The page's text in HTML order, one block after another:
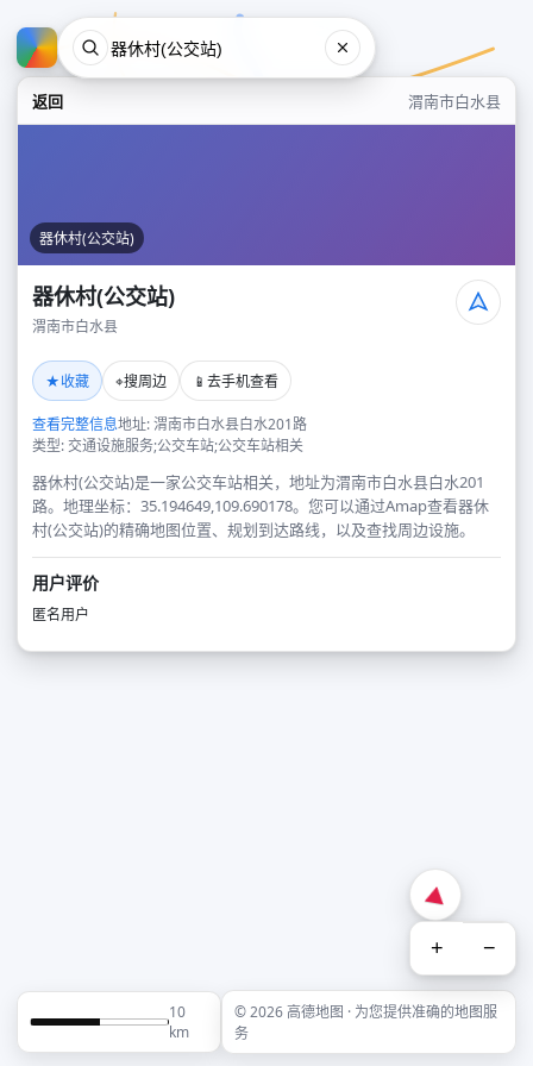
返回 渭南市白水县
器休村(公交站)
器休村(公交站)
渭南市白水县
★收藏 ⌖搜周边 📱 去手机查看
查看完整信息地址: 渭南市白水县白水201路
类型: 交通设施服务;公交车站;公交车站相关
器休村(公交站)是一家公交车站相关，地址为渭南市白水县白水201
路。地理坐标：35.194649,109.690178。您可以通过Amap查看器休
村(公交站)的精确地图位置、规划到达路线，以及查找周边设施。
用户评价
匿名用户
+ −
10
km
© 2026 高德地图 · 为您提供准确的地图服
务